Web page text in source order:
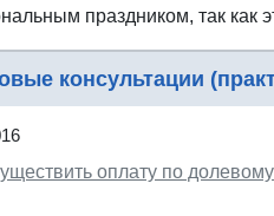
праздником, так как
консультации
оплату по